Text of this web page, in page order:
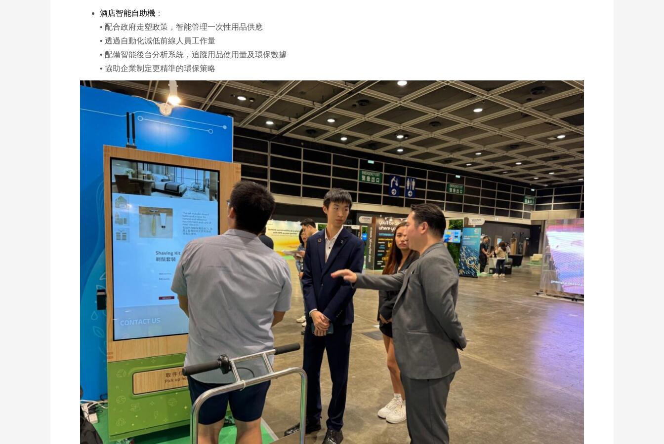
酒店智能自助機 ：
• 配合政府走塑政策，智能管理一次性用品供應
• 透過自動化減低前線人員工作量
• 配備智能後台分析系統，追蹤用品使用量及環保數據
• 協助企業制定更精準的環保策略